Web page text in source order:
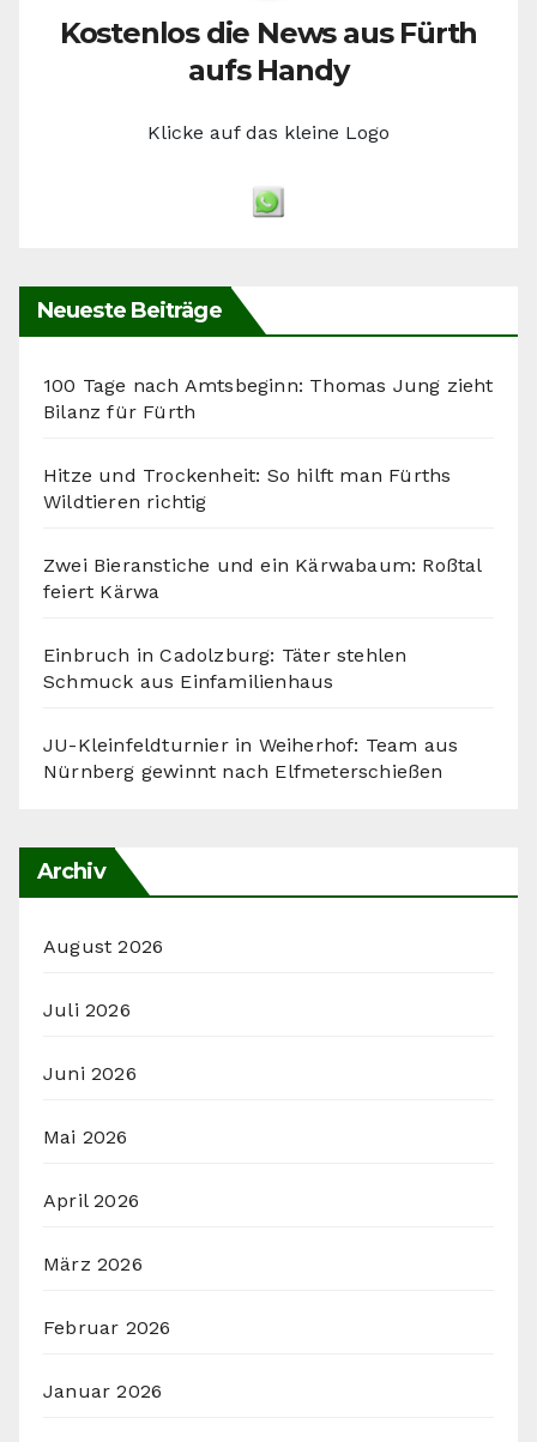
Kostenlos die News aus Fürth
aufs Handy
Klicke auf das kleine Logo
Neueste Beiträge
100 Tage nach Amtsbeginn: Thomas Jung zieht
Bilanz für Fürth
Hitze und Trockenheit: So hilft man Fürths
Wildtieren richtig
Zwei Bieranstiche und ein Kärwabaum: Roßtal
feiert Kärwa
Einbruch in Cadolzburg: Täter stehlen
Schmuck aus Einfamilienhaus
JU-Kleinfeldturnier in Weiherhof: Team aus
Nürnberg gewinnt nach Elfmeterschießen
Archiv
August 2026
Juli 2026
Juni 2026
Mai 2026
April 2026
März 2026
Februar 2026
Januar 2026